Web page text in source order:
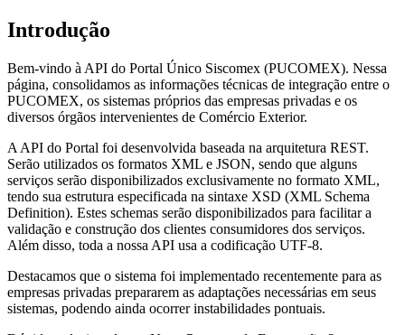
Introdução
Bem-vindo à API do Portal Único Siscomex (PUCOMEX). Nessa
página, consolidamos as informações técnicas de integração entre o
PUCOMEX, os sistemas próprios das empresas privadas e os
diversos órgãos intervenientes de Comércio Exterior.
A API do Portal foi desenvolvida baseada na arquitetura REST.
Serão utilizados os formatos XML e JSON, sendo que alguns
serviços serão disponibilizados exclusivamente no formato XML,
tendo sua estrutura especificada na sintaxe XSD (XML Schema
Definition). Estes schemas serão disponibilizados para facilitar a
validação e construção dos clientes consumidores dos serviços.
Além disso, toda a nossa API usa a codificação UTF-8.
Destacamos que o sistema foi implementado recentemente para as
empresas privadas prepararem as adaptações necessárias em seus
sistemas, podendo ainda ocorrer instabilidades pontuais.